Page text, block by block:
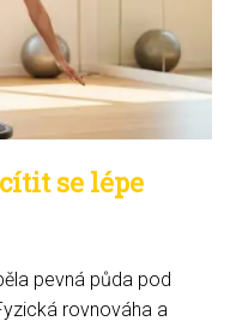
se lépe
pevná půda pod
rovnováha a